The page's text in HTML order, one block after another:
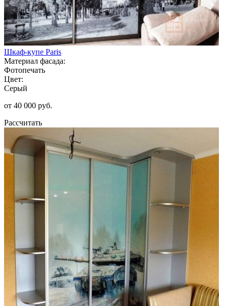
Шкаф-купе Paris
Материал фасада:
Фотопечать
Цвет:
Серый
от 40 000 руб.
Рассчитать